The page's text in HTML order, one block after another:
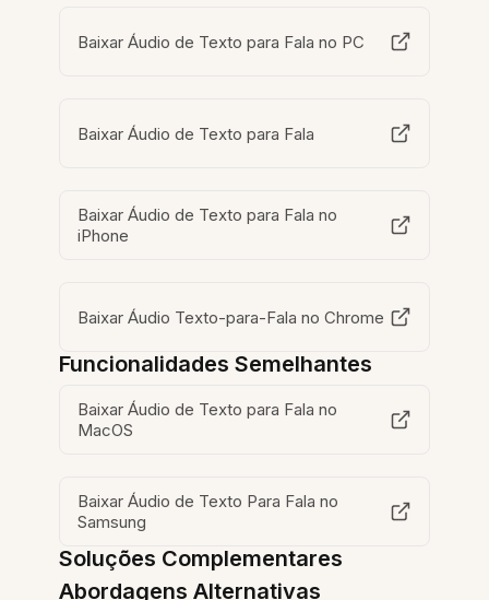
Baixar Áudio de Texto para Fala no PC
Baixar Áudio de Texto para Fala
Baixar Áudio de Texto para Fala no
iPhone
Baixar Áudio Texto-para-Fala no Chrome
Funcionalidades Semelhantes
Baixar Áudio de Texto para Fala no
MacOS
Baixar Áudio de Texto Para Fala no
Samsung
Soluções Complementares
Abordagens Alternativas